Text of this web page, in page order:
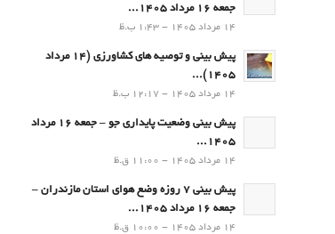
جمعه 16 مرداد 1405...
14 مرداد 1405 - 1:43 ب.ظ
پیش بینی و توصیه های کشاورزی (14 مرداد
۱۴۰۵)...
14 مرداد 1405 - 12:17 ب.ظ
پیش بینی وضعیت پایداری جو – جمعه 16 مرداد
1405...
14 مرداد 1405 - 11:00 ق.ظ
پیش بینی 7 روزه وضع هوای استان مازندران –
جمعه 16 مرداد 1405...
14 مرداد 1405 - 10:00 ق.ظ